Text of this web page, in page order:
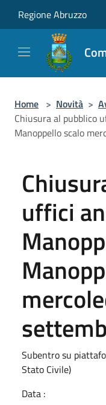
Regione Abruzzo
Home > Novità >
Chiusura al pubblico
Manoppello scalo
uffici
Subentro su
Stato Civile)
Data :